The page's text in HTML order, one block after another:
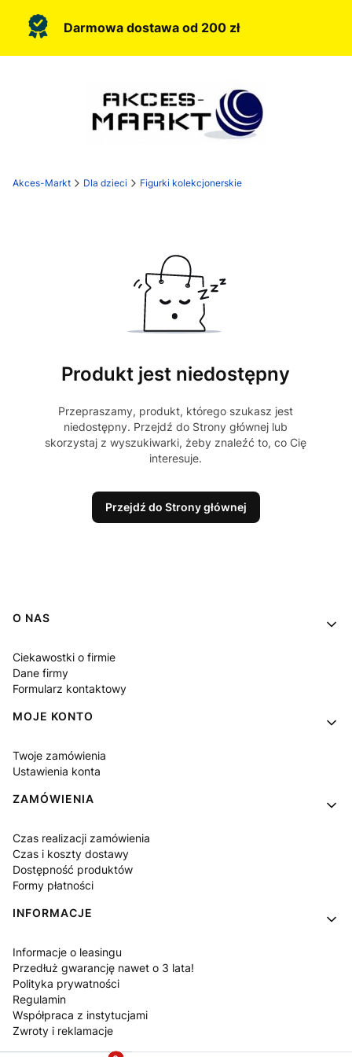
Darmowa dostawa od 200 zł
Akces-Markt Dla dzieci Figurki kolekcjonerskie
Produkt jest niedostępny
Przepraszamy, produkt, którego szukasz jest
niedostępny. Przejdź do Strony głównej lub
skorzystaj z wyszukiwarki, żeby znaleźć to, co Cię
interesuje.
Przejdź do Strony głównej
Linki w stopce
O NAS
Ciekawostki o firmie
Dane firmy
Formularz kontaktowy
MOJE KONTO
Twoje zamówienia
Ustawienia konta
ZAMÓWIENIA
Czas realizacji zamówienia
Czas i koszty dostawy
Dostępność produktów
Formy płatności
INFORMACJE
Informacje o leasingu
Przedłuż gwarancję nawet o 3 lata!
Polityka prywatności
Regulamin
Współpraca z instytucjami
Zwroty i reklamacje